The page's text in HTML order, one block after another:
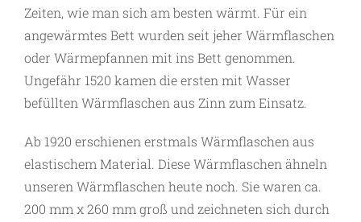
Zeiten, wie man sich am besten wärmt. Für ein
angewärmtes Bett wurden seit jeher Wärmflaschen
oder Wärmepfannen mit ins Bett genommen.
Ungefähr 1520 kamen die ersten mit Wasser
befüllten Wärmflaschen aus Zinn zum Einsatz.
Ab 1920 erschienen erstmals Wärmflaschen aus
elastischem Material. Diese Wärmflaschen ähneln
unseren Wärmflaschen heute noch. Sie waren ca.
200 mm x 260 mm groß und zeichneten sich durch